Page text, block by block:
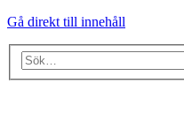
Gå direkt till innehåll